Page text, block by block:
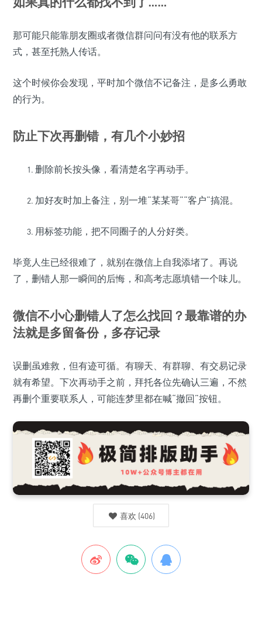
那可能只能靠朋友圈或者微信群问问有没有他的联系方
式，甚至托熟人传话。
这个时候你会发现，平时加个微信不记备注，是多么勇敢
的行为。
防止下次再删错，有几个小妙招
删除前长按头像，看清楚名字再动手。
加好友时加上备注，别一堆“某某哥”“客户”搞混。
用标签功能，把不同圈子的人分好类。
毕竟人生已经很难了，就别在微信上自我添堵了。再说
了，删错人那一瞬间的后悔，和高考志愿填错一个味儿。
微信不小心删错人了怎么找回？最靠谱的办
法就是多留备份，多存记录
误删虽难救，但有迹可循。有聊天、有群聊、有交易记录
就有希望。下次再动手之前，拜托各位先确认三遍，不然
再删个重要联系人，可能连梦里都在喊“撤回”按钮。
喜欢 (406)